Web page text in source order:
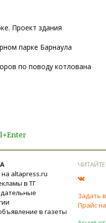
Проект здания
парке Барнаула
по поводу котлована
altapress.ru
в ТГ
в газеты
Задать
Прайс